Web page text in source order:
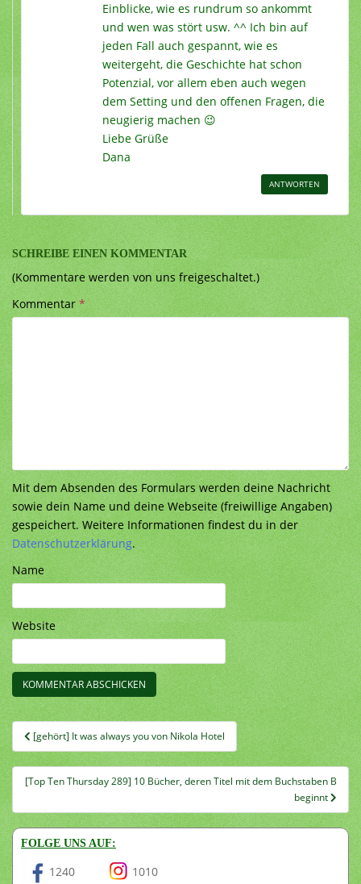
Einblicke, wie es rundrum so ankommt
und wen was stört usw. ^^ Ich bin auf
jeden Fall auch gespannt, wie es
weitergeht, die Geschichte hat schon
Potenzial, vor allem eben auch wegen
dem Setting und den offenen Fragen, die
neugierig machen 😉
Liebe Grüße
Dana
ANTWORTEN
SCHREIBE EINEN KOMMENTAR
(Kommentare werden von uns freigeschaltet.)
Kommentar*
Mit dem Absenden des Formulars werden deine Nachricht
sowie dein Name und deine Webseite (freiwillige Angaben)
gespeichert. Weitere Informationen findest du in der
Datenschutzerklärung.
Name
Website
Beitragsnavigation
[gehört] It was always you von Nikola Hotel
[Top Ten Thursday 289] 10 Bücher, deren Titel mit dem Buchstaben B
beginnt
FOLGE UNS AUF:
1240 1010